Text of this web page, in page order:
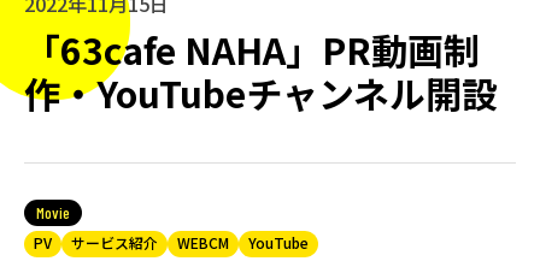
「63cafe NAHA」PR動画制
作・YouTubeチャンネル開設
Movie
PV
サービス紹介 WEBCM YouTube